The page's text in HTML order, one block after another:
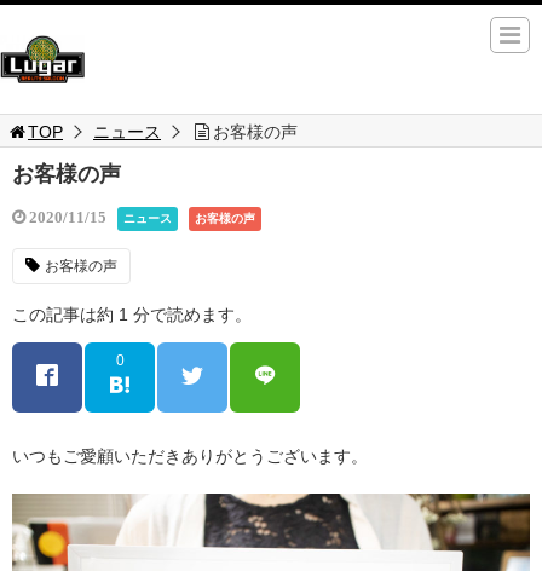
TOP ニュース お客様の声
お客様の声
2020/11/15 ニュース お客様の声
お客様の声
この記事は約 1 分で読めます。
0
いつもご愛顧いただきありがとうございます。